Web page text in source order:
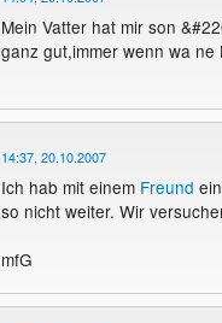
Mein Vatter hat mir son
ganz gut,immer wenn wa ne
14:37, 20.10.2007
Ich hab mit einem Freund
so nicht weiter. Wir
mfG